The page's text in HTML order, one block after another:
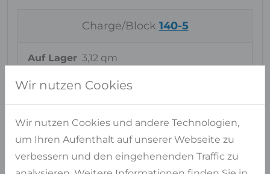
Charge/Block 140-5
Auf Lager 3,12 qm
Artikel auswählen
Ähnliche Materialien
FÜR IVORY BROWN
Wir nutzen Cookies
Wir nutzen Cookies und andere Technologien,
um Ihren Aufenthalt auf unserer Webseite zu
verbessern und den eingehenenden Traffic zu